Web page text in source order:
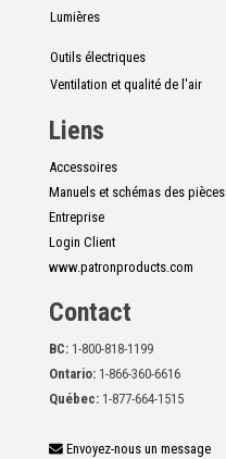
Lumières
Outils électriques
Ventilation et qualité de l'air
Liens
Accessoires
Manuels et schémas des pièces
Entreprise
Login Client
www.patronproducts.com
Contact
BC: 1-800-818-1199
Ontario: 1-866-360-6616
Québec: 1-877-664-1515
Envoyez-nous un message